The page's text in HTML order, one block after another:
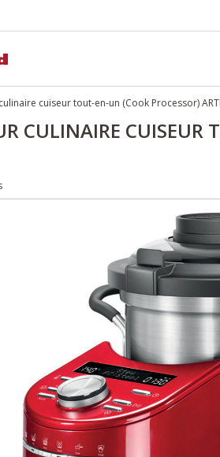
cuiseur tout-en-un (Cook Processor)
CULINAIRE CUISEUR